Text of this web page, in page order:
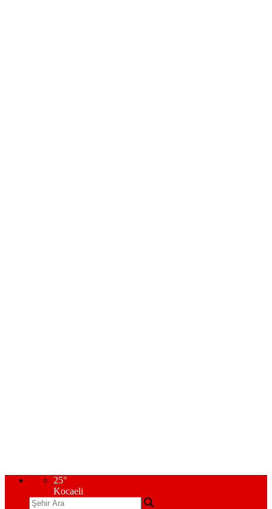
25°
Kocaeli